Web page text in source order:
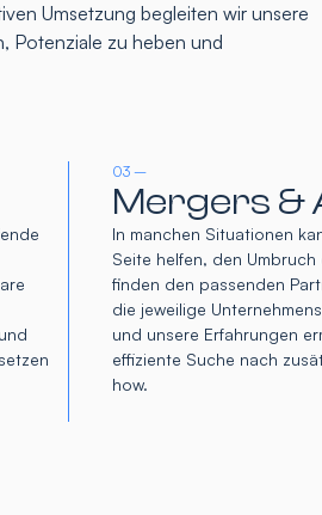
Umsetzung begleiten wir unsere
Potenziale zu heben und
03 –
Mergers &
In manchen Situationen
Seite helfen, den
finden den passenden
die jeweilige
und unsere Erfahrungen
effiziente Suche nach
how.